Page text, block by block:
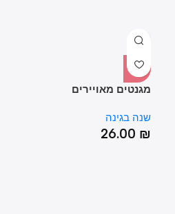
מגנטים מאויירים
שנה בגינה
26.00 ₪